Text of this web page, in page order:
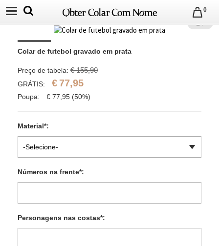
0
1/7
Colar de futebol gravado em prata
Preço de tabela: € 155,90
GRÁTIS: € 77,95
Poupa: € 77,95 (50%)
Material*:
-Selecione-
Números na frente*:
Personagens nas costas*: